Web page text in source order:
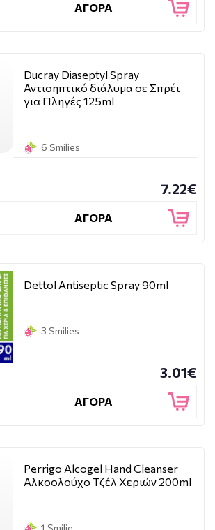
ΑΓΟΡΑ
Ducray Diaseptyl Spray
Αντισηπτικό διάλυμα σε Σπρέι
για Πληγές 125ml
6 Smilies
7.22€
ΑΓΟΡΑ
Dettol Antiseptic Spray 90ml
3 Smilies
3.01€
ΑΓΟΡΑ
Perrigo Alcogel Hand Cleanser
Αλκοολούχο Τζέλ Χεριών 200ml
1 Smilie